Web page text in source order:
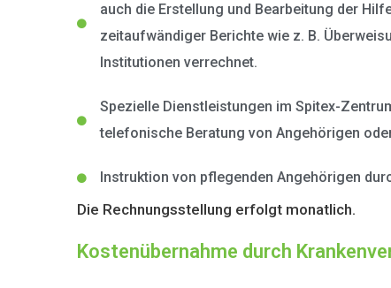
auch die Erstellung und Bearbeitung der
zeitaufwändiger Berichte wie z. B.
Institutionen verrechnet.
Spezielle Dienstleistungen im Spitex-
telefonische Beratung von Angehörigen
Instruktion von pflegenden Angehörigen
Die Rechnungsstellung erfolgt monatlich.
Kostenübernahme durch